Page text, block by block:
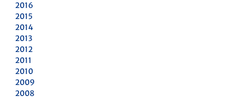
2016
2015
2014
2013
2012
2011
2010
2009
2008